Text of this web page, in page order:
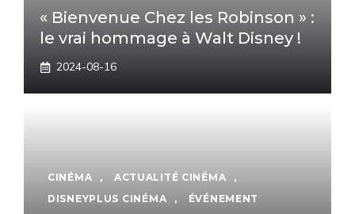
« Bienvenue Chez les Robinson » :
le vrai hommage à Walt Disney !
2024-08-16
CINÉMA , ACTUALITÉ CINÉMA
,
DISNEYPLUS CINÉMA
, ÉVÉNEMENT